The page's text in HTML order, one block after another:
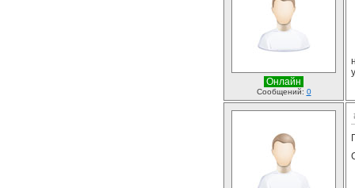
Онлайн
Сообщений: 0